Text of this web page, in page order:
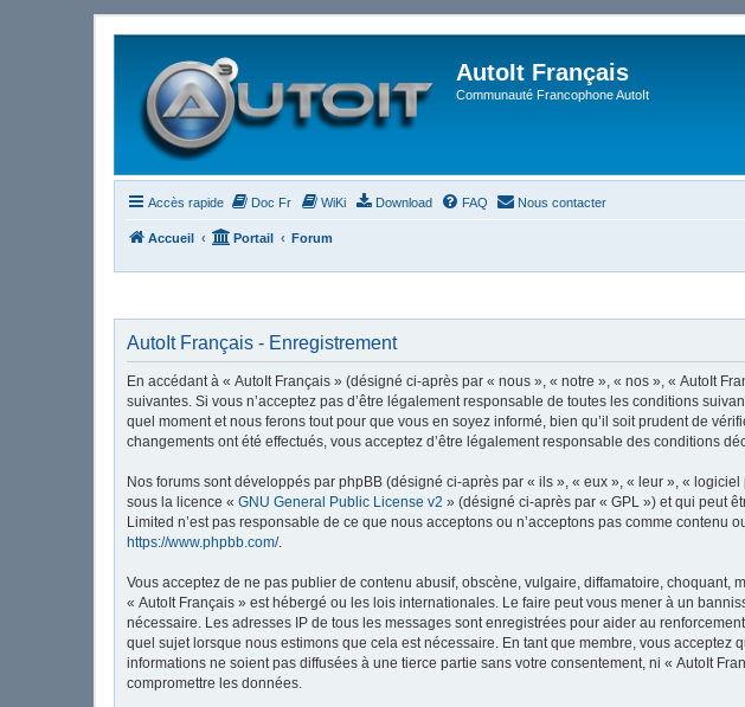
AutoIt Français
Communauté Francophone AutoIt
Accès rapide Doc Fr WiKi Download FAQ Nous contacter
Accueil Portail Forum
AutoIt Français - Enregistrement
En accédant à « AutoIt Français » (désigné ci-après par « nous », « notre », « nos », « AutoIt
suivantes. Si vous n’acceptez pas d’être légalement responsable de toutes les conditions
quel moment et nous ferons tout pour que vous en soyez informé, bien qu’il soit prudent de
changements ont été effectués, vous acceptez d’être légalement responsable des conditions
Nos forums sont développés par phpBB (désigné ci-après par « ils », « eux », « leur », «
sous la licence « GNU General Public License v2 » (désigné ci-après par « GPL ») et qui peut
Limited n’est pas responsable de ce que nous acceptons ou n’acceptons pas comme
https://www.phpbb.com/.
Vous acceptez de ne pas publier de contenu abusif, obscène, vulgaire, diffamatoire,
« AutoIt Français » est hébergé ou les lois internationales. Le faire peut vous mener à un
nécessaire. Les adresses IP de tous les messages sont enregistrées pour aider au
quel sujet lorsque nous estimons que cela est nécessaire. En tant que membre, vous
informations ne soient pas diffusées à une tierce partie sans votre consentement, ni « AutoIt
compromettre les données.